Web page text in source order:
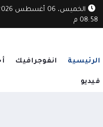
الخميس، 06
08:58 م
الرئيسية انفوجرافيك
فيديو